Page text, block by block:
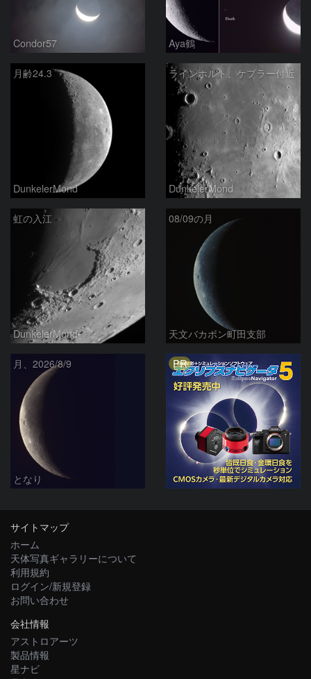
Condor57 Aya鶴
月齢24.3
DunkelerMond
ラインホルト、ケプラー付近
DunkelerMond
虹の入江
DunkelerMond
08/09の月
天文バカボン町田支部
月、2026/8/9
となり
PR
サイトマップ
ホーム
天体写真ギャラリーについて
利用規約
ログイン/新規登録
お問い合わせ
会社情報
アストロアーツ
製品情報
星ナビ